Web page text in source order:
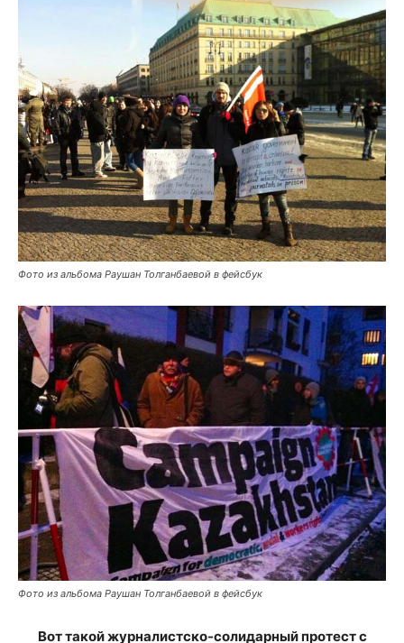
Фото из альбома Раушан Толганбаевой в фейсбук
Фото из альбома Раушан Толганбаевой в фейсбук
Вот такой журналистско-солидарный протест с